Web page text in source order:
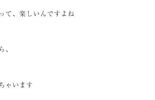
て、楽しいんですよね
ゃいます